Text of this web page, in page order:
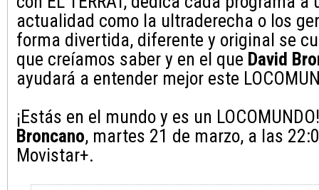
actualidad como la ultraderecha o los
forma divertida, diferente y original se
que creíamos saber y en el que David
ayudará a entender mejor este
¡Estás en el mundo y es un
Broncano, martes 21 de marzo, a las
Movistar+.